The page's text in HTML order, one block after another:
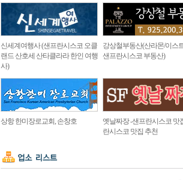
신세계여행사 (샌프란시스코 오클
랜드 산호세 산타클라라 한인 여행
사)
강상철부동산(산라몬/이스
샌프란시스코 부동산)
상항 한미장로교회, 손창호
옛날짜장 -샌프란시스코 맛
란시스코 맛집 추천